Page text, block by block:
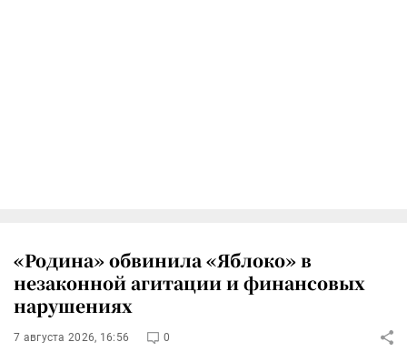
«Родина» обвинила «Яблоко» в
незаконной агитации и финансовых
нарушениях
7 августа 2026, 16:56 0